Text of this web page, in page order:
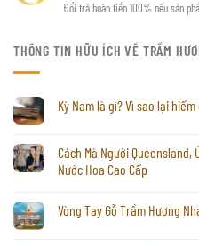
Đổi trả hoàn tiền 100% nếu sản
THÔNG TIN HỮU ÍCH VỀ TRẦM
Kỳ Nam là gì? Vì sao lại
Cách Mà Người Queensland,
Nước Hoa Cao Cấp
Vòng Tay Gỗ Trầm Hương